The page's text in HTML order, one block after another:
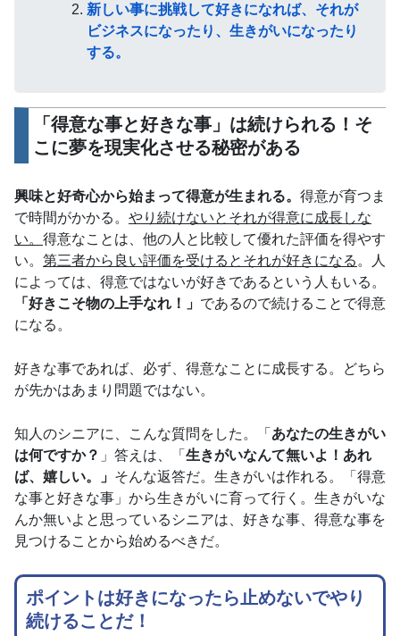
新しい事に挑戦して好きになれば、それが
ビジネスになったり、生きがいになったり
する。
「得意な事と好きな事」は続けられる！そ
こに夢を現実化させる秘密がある
興味と好奇心から始まって得意が生まれる。 得意が育つま
で時間がかかる。 やり続けないとそれが得意に成長しな
い。 得意なことは、他の人と比較して優れた評価を得やす
い。 第三者から良い評価を受けるとそれが好きになる 。人
によっては、得意ではないが好きであるという人もいる。
「好きこそ物の上手なれ！」 であるので続けることで得意
になる。
好きな事であれば、必ず、得意なことに成長する。どちら
が先かはあまり問題ではない。
知人のシニアに、こんな質問をした。「 あなたの生きがい
は何ですか？ 」答えは、「 生きがいなんて無いよ！あれ
ば、嬉しい。」 そんな返答だ。生きがいは作れる。「得意
な事と好きな事」から生きがいに育って行く。生きがいな
んか無いよと思っているシニアは、好きな事、得意な事を
見つけることから始めるべきだ。
ポイントは好きになったら止めないでやり
続けることだ！